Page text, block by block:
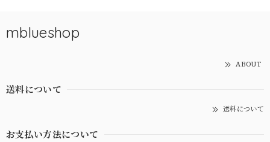
mblueshop
ABOUT
送料について
送料について
お支払い方法について